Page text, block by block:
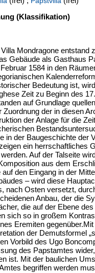
(Klassifikation)
Mondragone
Gebäude als Gasthaus
1584 in den
Bedeutung ist,
Zeit zu Beginn des
auf Grundlage
Zuordnung der in diesen
der Anlage für die
in der Baugeschichte der
ein herrschaftliches
Auf der Talseite
aus dem
den Eingang in der
– wird diese
nach Osten versetzt,
Anbau, der die
die auf der Ebene
sich so in großem
Eremiten
der Demutsformel
Vorbild des Ugo
des Papstamtes
ist. Mit der baulichen
begriffen werden